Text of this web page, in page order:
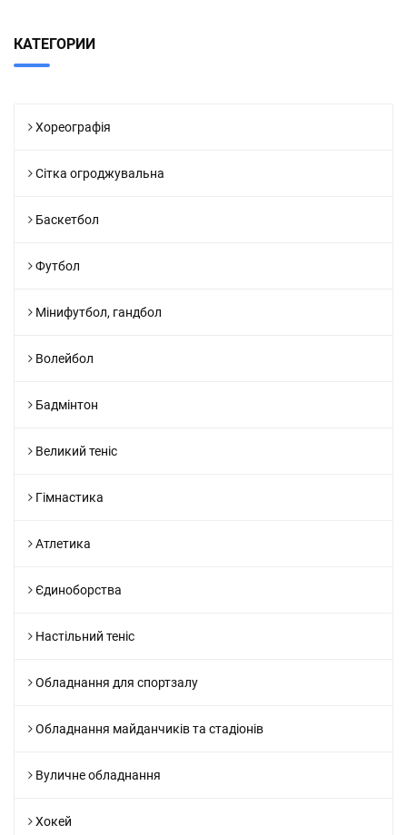
КАТЕГОРИИ
Хореографія
Сітка огроджувальна
Баскетбол
Футбол
Мінифутбол, гандбол
Волейбол
Бадмінтон
Великий теніс
Гімнастика
Атлетика
Єдиноборства
Настільний теніс
Обладнання для спортзалу
Обладнання майданчиків та стадіонів
Вуличне обладнання
Хокей